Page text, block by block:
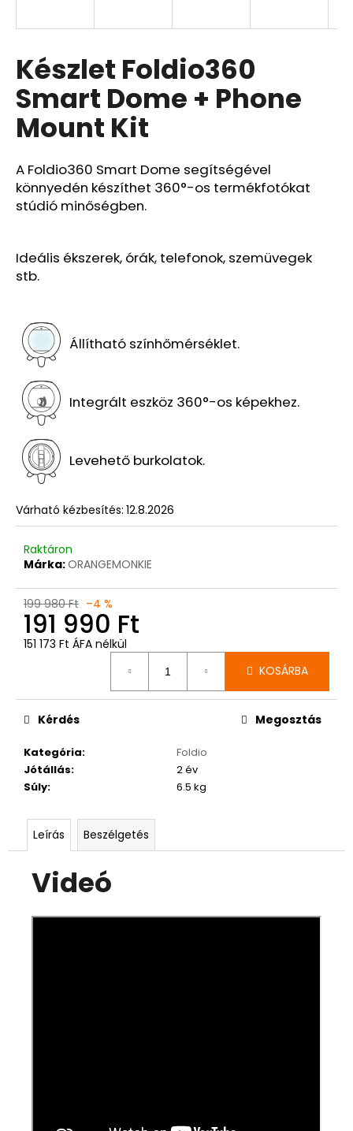
Készlet Foldio360
Smart Dome + Phone
Mount Kit
A Foldio360 Smart Dome segítségével
könnyedén készíthet 360°-os termékfotókat
stúdió minőségben.
Ideális ékszerek, órák, telefonok, szemüvegek
stb.
Állítható színhőmérséklet.
Integrált eszköz 360°-os képekhez.
Levehető burkolatok.
Várható kézbesítés: 12.8.2026
Raktáron
Márka:ORANGEMONKIE
199 980 Ft –4 %
191 990 Ft
151 173 Ft ÁFA nélkül
KOSÁRBA
Kategória:
Foldio
Jótállás:
2 év
Súly: 6.5 kg
Kérdés Megosztás
E
Leírás Beszélgetés
Videó
j
á
n
l
j
k